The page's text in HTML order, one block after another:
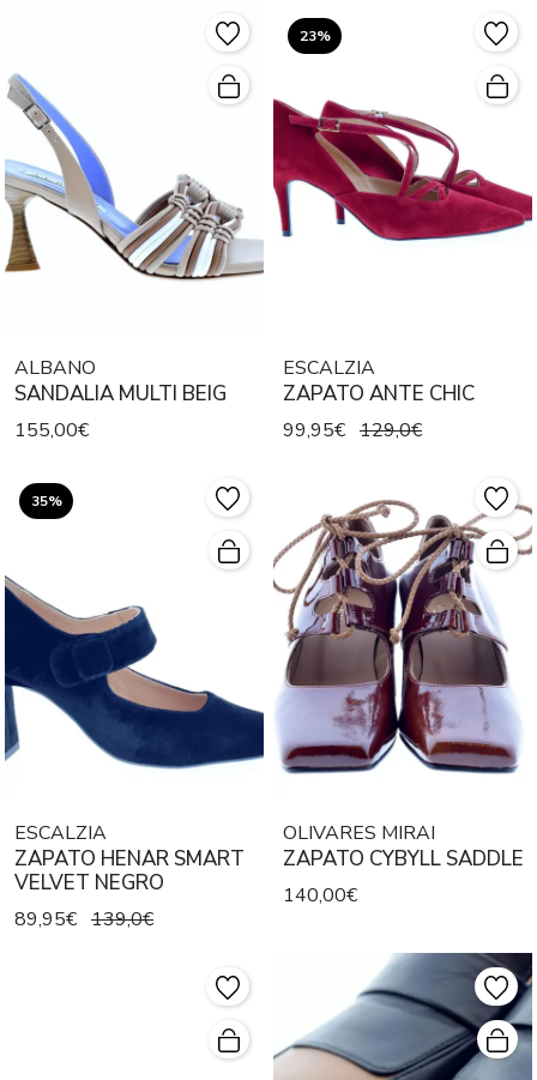
ALBANO
SANDALIA MULTI BEIG
155,00€
23%
ESCALZIA
ZAPATO ANTE CHIC
99,95€ 129,0€
35%
ESCALZIA
ZAPATO HENAR SMART
VELVET NEGRO
89,95€ 139,0€
OLIVARES MIRAI
ZAPATO CYBYLL SADDLE
140,00€